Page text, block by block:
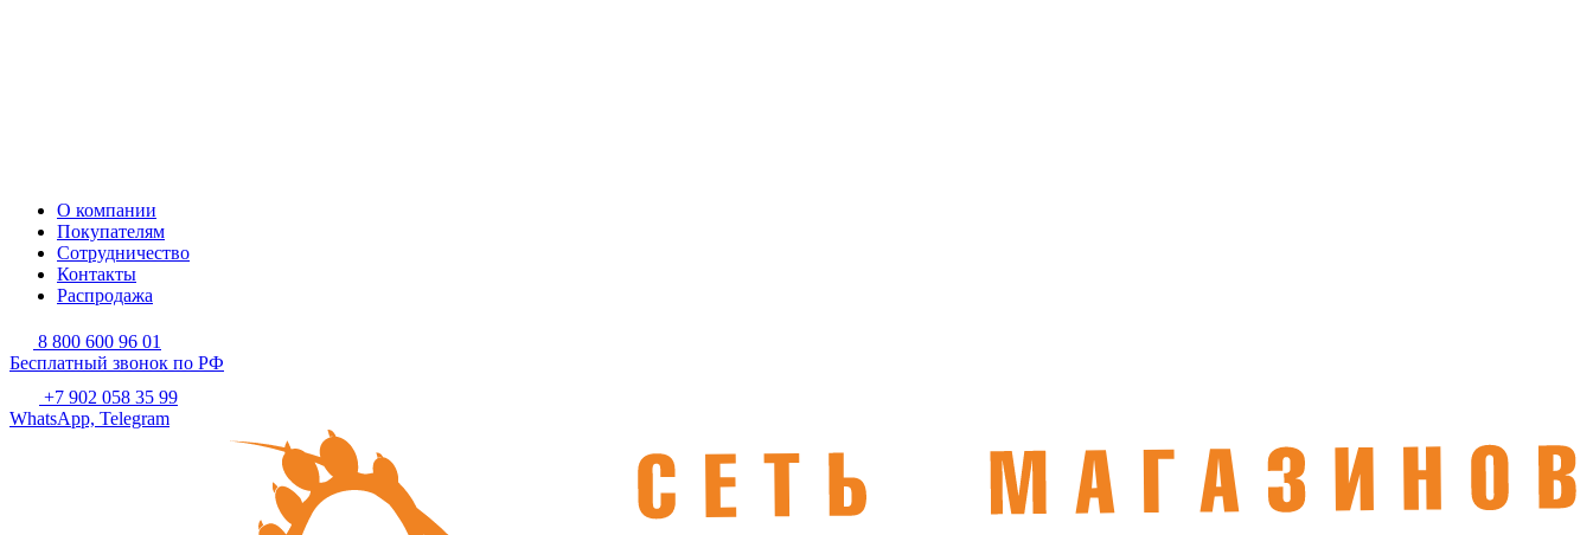
О компании
Покупателям
Сотрудничество
Контакты
Распродажа
8 800 600 96 01
Бесплатный звонок по РФ
+7 902 058 35 99
WhatsApp, Telegram